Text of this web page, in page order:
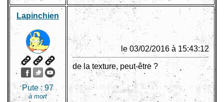
Lapinchien
Pute :97
à mort
le 03/02/2016 à 15:43:12
de la texture, peut-être ?